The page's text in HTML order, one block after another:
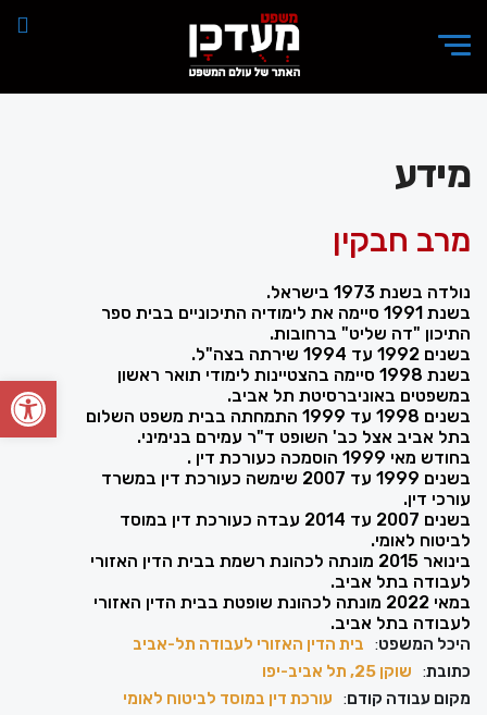
פתח
מידע
מרב חבקין
נולדה בשנת 1973 בישראל.
בשנת 1991 סיימה את לימודיה התיכוניים בבית ספר
התיכון "דה שליט" ברחובות.
בשנים 1992 עד 1994 שירתה בצה"ל.
בשנת 1998 סיימה בהצטיינות לימודי תואר ראשון
במשפטים באוניברסיטת תל אביב.
בשנים 1998 עד 1999 התמחתה בבית משפט השלום
בתל אביב אצל כב' השופט ד"ר עמירם בנימיני.
בחודש מאי 1999 הוסמכה כעורכת דין .
בשנים 1999 עד 2007 שימשה כעורכת דין במשרד
עורכי דין.
בשנים 2007 עד 2014 עבדה כעורכת דין במוסד
לביטוח לאומי.
בינואר 2015 מונתה לכהונת רשמת בבית הדין האזורי
לעבודה בתל אביב.
במאי 2022 מונתה לכהונת שופטת בבית הדין האזורי
לעבודה בתל אביב.
היכל המשפט:
בית הדין האזורי לעבודה תל-אביב
כתובת:
שוקן 25, תל אביב-יפו
מקום עבודה קודם:
עורכת דין במוסד לביטוח לאומי